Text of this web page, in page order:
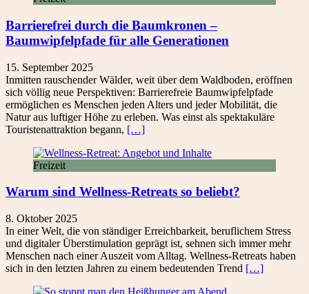
Barrierefrei durch die Baumkronen –
Baumwipfelpfade für alle Generationen
15. September 2025
Inmitten rauschender Wälder, weit über dem Waldboden, eröffnen
sich völlig neue Perspektiven: Barrierefreie Baumwipfelpfade
ermöglichen es Menschen jeden Alters und jeder Mobilität, die
Natur aus luftiger Höhe zu erleben. Was einst als spektakuläre
Touristenattraktion begann, […]
Freizeit
Warum sind Wellness-Retreats so beliebt?
8. Oktober 2025
In einer Welt, die von ständiger Erreichbarkeit, beruflichem Stress
und digitaler Überstimulation geprägt ist, sehnen sich immer mehr
Menschen nach einer Auszeit vom Alltag. Wellness-Retreats haben
sich in den letzten Jahren zu einem bedeutenden Trend […]